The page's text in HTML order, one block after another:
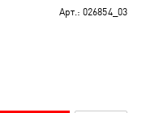
Арт.: 026854_03